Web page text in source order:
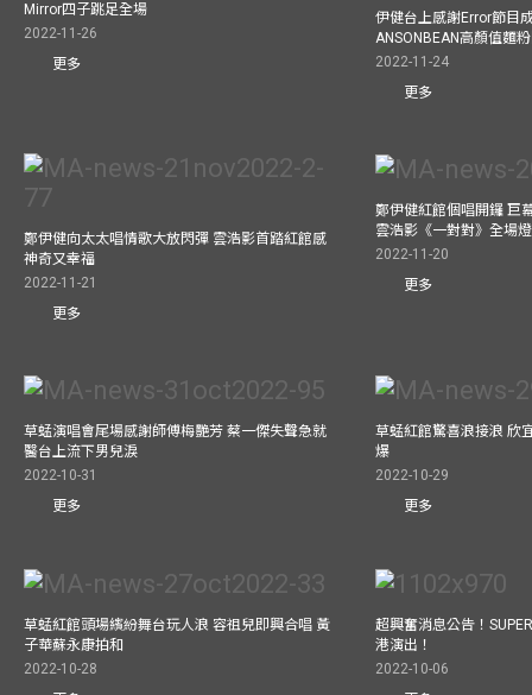
Mirror四子跳足全場
2022-11-26
更多
伊健台上感謝Error節目
ANSONBEAN高顏值麵
2022-11-24
更多
鄭伊健向太太唱情歌大放閃彈 雲浩影首踏紅館感
神奇又幸福
2022-11-21
更多
鄭伊健紅館個唱開鑼 巨
雲浩影《一對對》全場
2022-11-20
更多
草蜢演唱會尾場感謝師傅梅艷芳 蔡一傑失聲急就
醫台上流下男兒淚
2022-10-31
更多
草蜢紅館驚喜浪接浪 欣
爆
2022-10-29
更多
草蜢紅館頭場繽紛舞台玩人浪 容祖兒即興合唱 黃
子華蘇永康拍和
2022-10-28
超興奮消息公告！
港演出！
2022-10-06